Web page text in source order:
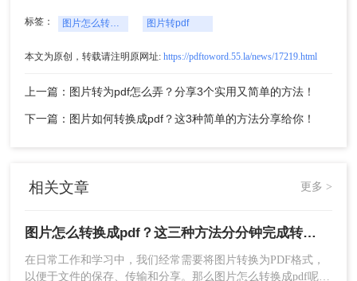
工具将会是您的好帮手。下面以转转大师在线
操作如下：
1、打开在线图片转PDF网址
转换界面。
标签： 图片怎么转换成pdf 图片转pdf
本文为原创，转载请注明原网址: https://pdftoword.55.la/news/17219.html
上一篇：图片转为pdf怎么弄？分享3个实用又简单的方法！
下一篇：图片如何转换成pdf？这3种简单的方法分享给你！
相关文章 更多 >
图片怎么转换成pdf？这三种方法分分钟完成转换！
在日常工作和学习中，我们经常需要将图片转换为PDF格式，
以便于文件的保存、传输和分享。那么图片怎么转换成pdf呢？